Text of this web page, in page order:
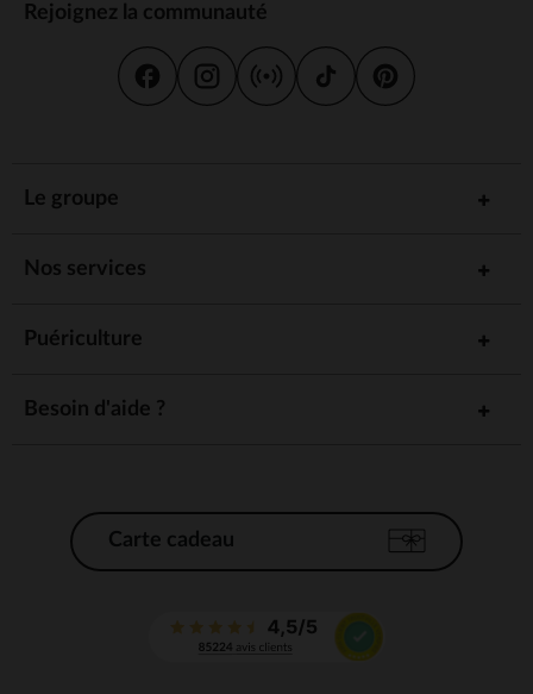
Rejoignez la communauté
Le groupe
Nos services
Puériculture
Besoin d'aide ?
Carte cadeau